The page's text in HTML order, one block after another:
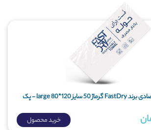
حوله یکبارمصرف اقتصادی برند FastDry گرماژ 50 سایز 120*80 large - پک
خرید محصول